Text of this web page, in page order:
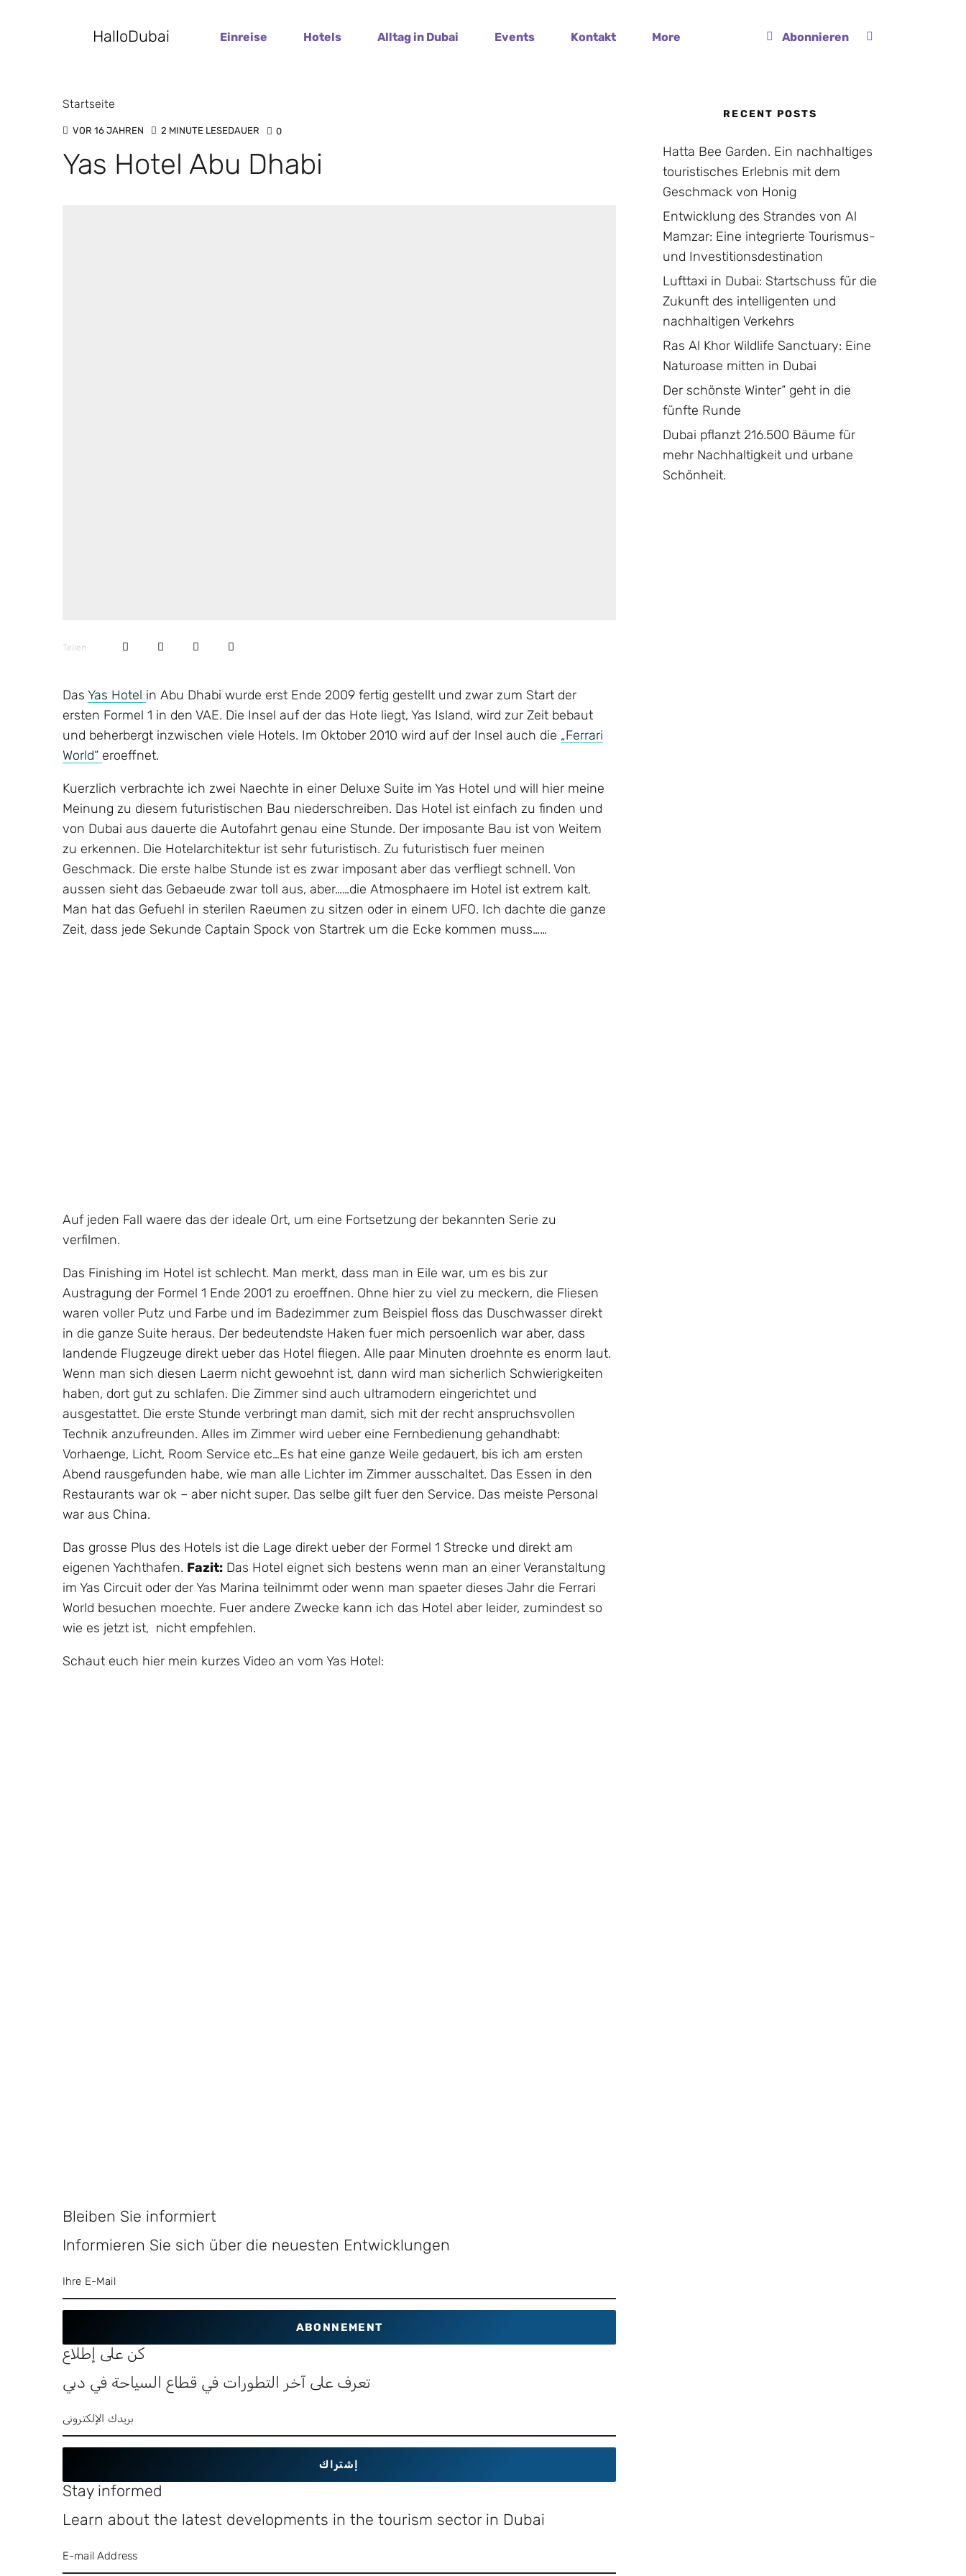
HalloDubai Einreise Hotels Alltag in Dubai Events Kontakt More Abonnieren
Startseite
VOR 16 JAHREN 2 MINUTE LESEDAUER 0
Yas Hotel Abu Dhabi
Teilen
Das Yas Hotel in Abu Dhabi wurde erst Ende 2009 fertig gestellt und zwar zum Start der
ersten Formel 1 in den VAE. Die Insel auf der das Hote liegt, Yas Island, wird zur Zeit bebaut
und beherbergt inzwischen viele Hotels. Im Oktober 2010 wird auf der Insel auch die „Ferrari
World“ eroeffnet.
Kuerzlich verbrachte ich zwei Naechte in einer Deluxe Suite im Yas Hotel und will hier meine
Meinung zu diesem futuristischen Bau niederschreiben. Das Hotel ist einfach zu finden und
von Dubai aus dauerte die Autofahrt genau eine Stunde. Der imposante Bau ist von Weitem
zu erkennen. Die Hotelarchitektur ist sehr futuristisch. Zu futuristisch fuer meinen
Geschmack. Die erste halbe Stunde ist es zwar imposant aber das verfliegt schnell. Von
aussen sieht das Gebaeude zwar toll aus, aber……die Atmosphaere im Hotel ist extrem kalt.
Man hat das Gefuehl in sterilen Raeumen zu sitzen oder in einem UFO. Ich dachte die ganze
Zeit, dass jede Sekunde Captain Spock von Startrek um die Ecke kommen muss……
Auf jeden Fall waere das der ideale Ort, um eine Fortsetzung der bekannten Serie zu
verfilmen.
Das Finishing im Hotel ist schlecht. Man merkt, dass man in Eile war, um es bis zur
Austragung der Formel 1 Ende 2001 zu eroeffnen. Ohne hier zu viel zu meckern, die Fliesen
waren voller Putz und Farbe und im Badezimmer zum Beispiel floss das Duschwasser direkt
in die ganze Suite heraus. Der bedeutendste Haken fuer mich persoenlich war aber, dass
landende Flugzeuge direkt ueber das Hotel fliegen. Alle paar Minuten droehnte es enorm laut.
Wenn man sich diesen Laerm nicht gewoehnt ist, dann wird man sicherlich Schwierigkeiten
haben, dort gut zu schlafen. Die Zimmer sind auch ultramodern eingerichtet und
ausgestattet. Die erste Stunde verbringt man damit, sich mit der recht anspruchsvollen
Technik anzufreunden. Alles im Zimmer wird ueber eine Fernbedienung gehandhabt:
Vorhaenge, Licht, Room Service etc…Es hat eine ganze Weile gedauert, bis ich am ersten
Abend rausgefunden habe, wie man alle Lichter im Zimmer ausschaltet. Das Essen in den
Restaurants war ok – aber nicht super. Das selbe gilt fuer den Service. Das meiste Personal
war aus China.
Das grosse Plus des Hotels ist die Lage direkt ueber der Formel 1 Strecke und direkt am
eigenen Yachthafen. Fazit: Das Hotel eignet sich bestens wenn man an einer Veranstaltung
im Yas Circuit oder der Yas Marina teilnimmt oder wenn man spaeter dieses Jahr die Ferrari
World besuchen moechte. Fuer andere Zwecke kann ich das Hotel aber leider, zumindest so
wie es jetzt ist, nicht empfehlen.
Schaut euch hier mein kurzes Video an vom Yas Hotel:
Bleiben Sie informiert
Informieren Sie sich über die neuesten Entwicklungen
ABONNEMENT
كن على إطلاع
تعرف على آخر التطورات في قطاع السياحة في دبي
إشتراك
Stay informed
Learn about the latest developments in the tourism sector in Dubai
RECENT POSTS
Hatta Bee Garden. Ein nachhaltiges
touristisches Erlebnis mit dem
Geschmack von Honig
Entwicklung des Strandes von Al
Mamzar: Eine integrierte Tourismus-
und Investitionsdestination
Lufttaxi in Dubai: Startschuss für die
Zukunft des intelligenten und
nachhaltigen Verkehrs
Ras Al Khor Wildlife Sanctuary: Eine
Naturoase mitten in Dubai
Der schönste Winter“ geht in die
fünfte Runde
Dubai pflanzt 216.500 Bäume für
mehr Nachhaltigkeit und urbane
Schönheit.